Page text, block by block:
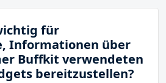
für
Informationen über
Buffkit verwendeten
bereitzustellen?